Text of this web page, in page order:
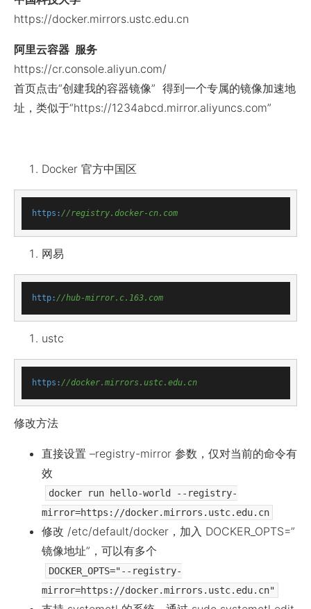
https://docker.mirrors.ustc.edu.cn
阿里云容器 服务
https://cr.console.aliyun.com/
首页点击“创建我的容器镜像” 得到一个专属的镜像加速地
址，类似于“https://1234abcd.mirror.aliyuncs.com”
Docker 官方中国区
https: //registry.docker-cn.com
网易
http: //hub-mirror.c.163.com
ustc
https: //docker.mirrors.ustc.edu.cn
修改方法
直接设置 –registry-mirror 参数，仅对当前的命令有
效
docker run hello-world --registry-
mirror=https://docker.mirrors.ustc.edu.cn
修改 /etc/default/docker，加入 DOCKER_OPTS=”
镜像地址”，可以有多个
DOCKER_OPTS="--registry-
mirror=https://docker.mirrors.ustc.edu.cn"